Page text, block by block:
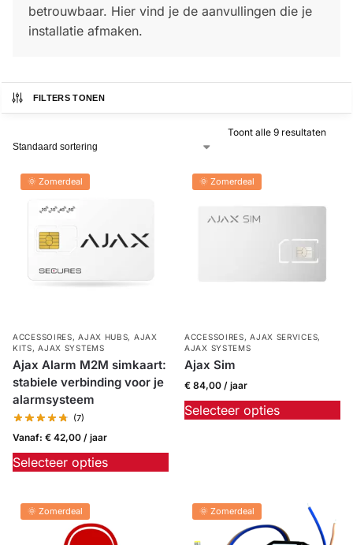
Alarm
Alarm
met
installatie
Camera's
&
Intercom
Branddetectie
Inbraakbeveiliging
Merken
Outlet SALE
Contact
betrouwbaar. Hier vind je de aanvullingen die je
installatie afmaken.
FILTERS TONEN
Toont alle 9 resultaten
🌞 Zomerdeal
ACCESSOIRES,AJAX HUBS, AJAX
KITS,AJAX SYSTEMS
Ajax Alarm M2M simkaart:
stabiele verbinding voor je
alarmsysteem
(7)
Vanaf: € 42,00 / jaar
Selecteer opties
🌞 Zomerdeal
ACCESSOIRES,AJAX SERVICES,
AJAX SYSTEMS
Ajax Sim
€ 84,00 / jaar
Selecteer opties
🌞 Zomerdeal 🌞 Zomerdeal